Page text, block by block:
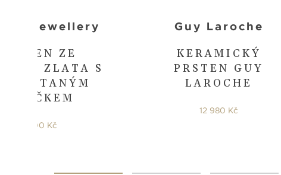
ZE
ZLATA S
SRDÍČKEM
Jewellery
13 200 Kč
KERAMICKÝ
PRSTEN GUY
LAROCHE
Guy Laroche
12 980 Kč